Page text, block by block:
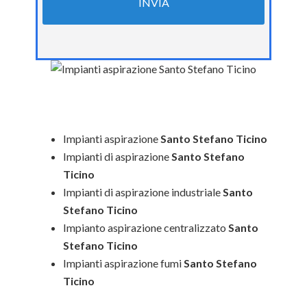
Impianti aspirazioneSanto Stefano Ticino
Impianti di aspirazioneSanto Stefano
Ticino
Impianti di aspirazione industrialeSanto
Stefano Ticino
Impianto aspirazione centralizzato Santo
Stefano Ticino
Impianti aspirazione fumiSanto Stefano
Ticino